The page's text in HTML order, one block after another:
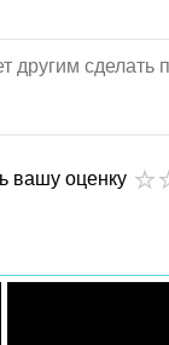
вашу оценку